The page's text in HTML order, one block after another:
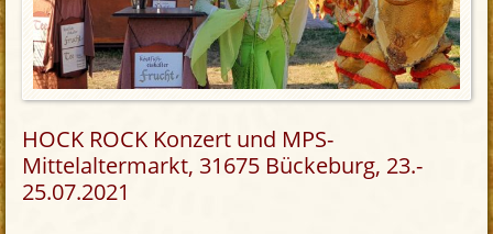
HOCK ROCK Konzert und MPS-
Mittelaltermarkt, 31675 Bückeburg, 23.-
25.07.2021